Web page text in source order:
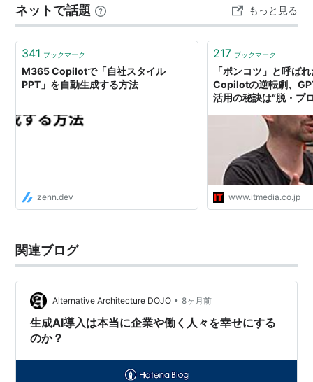
(Copilot Chatによる本記事の要…
ネットで話題 もっと見る
341 ブックマーク
M365 Copilotで「自社スタイル
PPT」を自動生成する方法
zenn.dev
217 ブックマーク
「ポンコツ」と呼ば
Copilotの逆転劇、
活用の秘訣は“脱・プ
www.itmedia.co.jp
関連ブログ
Alternative Architecture DOJO • 8ヶ月前
生成AI導入は本当に企業や働く人々を幸せにする
のか？